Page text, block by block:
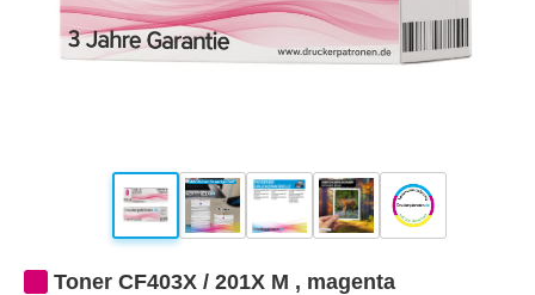
Toner CF403X / 201X M , magenta